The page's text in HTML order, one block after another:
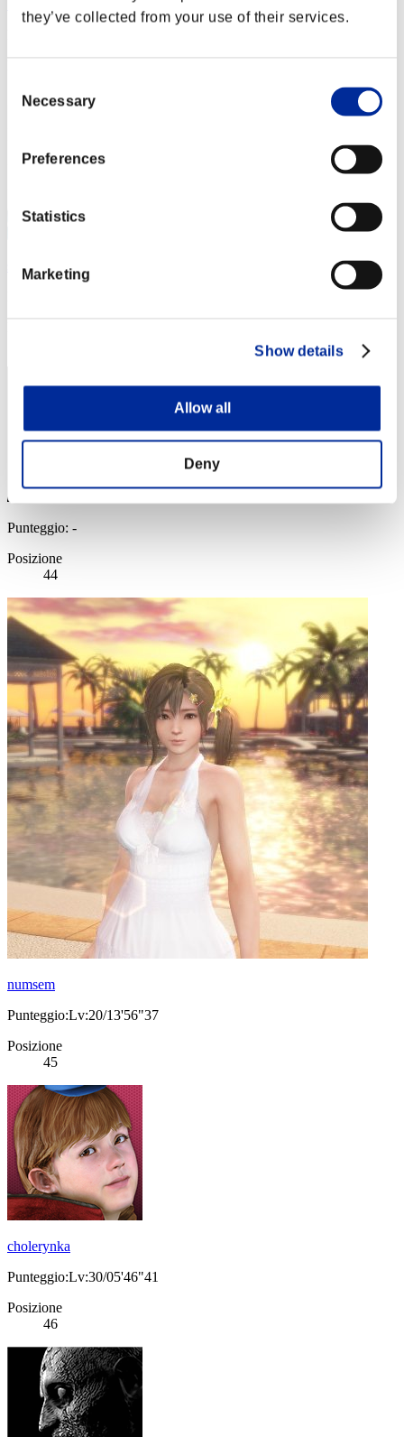
they’ve collected from your use of their services.
Selection
Necessary
Preferences
Statistics
Marketing
Show details
Allow all
Deny
scorpion_ka
Punteggio: -
Posizione
44
numsem
Punteggio:Lv:20/13'56"37
Posizione
45
cholerynka
Punteggio:Lv:30/05'46"41
Posizione
46